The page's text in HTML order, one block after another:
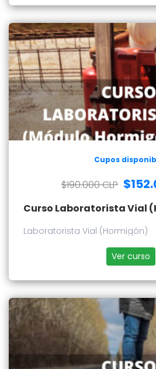
Cupos
$190.000 CLP
Curso Laboratorista Vial
Laboratorista Vial (Hormigón)
Ver curso